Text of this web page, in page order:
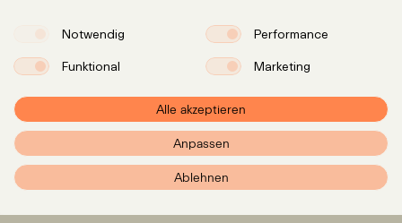
PXR – Home
Console
Wir verwenden auf unserer Website
Google Analytics, einen
Limited, Building Gordon House, 4
Barrow St, Dublin, D04 E5W5, Irland
(„Google").
Google Analytics verwendet sogenannte
Zählpixel und Cookies. Die durch ein
Cookie erzeugten Informationen über
Ihre Benutzung dieser Website werden in
Notwendig
Performance
Funktional
Marketing
Alle akzeptieren
Anpassen
Ablehnen